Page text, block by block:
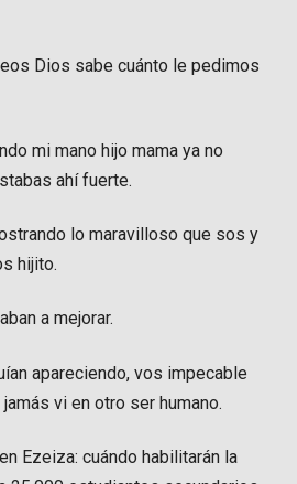
Dios sabe cuánto le pedimos
mi mano hijo mama ya no
ahí fuerte.
lo maravilloso que sos y
hijito.
a mejorar.
apareciendo, vos impecable
vi en otro ser humano.
Ezeiza: cuándo habilitarán la